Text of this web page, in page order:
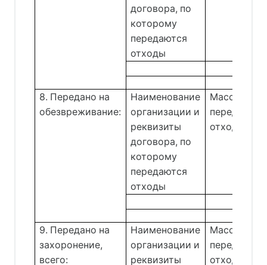
договора, по
которому
передаются
отходы
8. Передано на
обезвреживание:
Наименование
организации и
реквизиты
договора, по
которому
передаются
отходы
Масса
переданных
отходов
9. Передано на
захоронение,
всего:
Наименование
организации и
реквизиты
Масса
переданных
отходов